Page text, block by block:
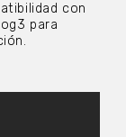
con
para